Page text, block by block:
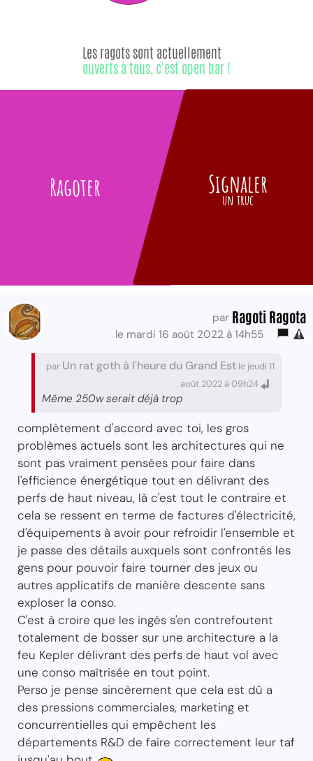
Ragoter
Les ragots sont actuellement
ouverts à tous, c'est open bar !
Signaler
un truc
par Ragoti Ragota
le mardi 16 août 2022 à 14h55
par Un rat goth à l'heure du Grand Est le jeudi 11
août 2022 à 09h24
Même 250w serait déjà trop
complètement d'accord avec toi, les gros
problèmes actuels sont les architectures qui ne
sont pas vraiment pensées pour faire dans
l'efficience énergétique tout en délivrant des
perfs de haut niveau, là c'est tout le contraire et
cela se ressent en terme de factures d'électricité,
d'équipements à avoir pour refroidir l'ensemble et
je passe des détails auxquels sont confrontés les
gens pour pouvoir faire tourner des jeux ou
autres applicatifs de manière descente sans
exploser la conso.
C'est à croire que les ingés s'en contrefoutent
totalement de bosser sur une architecture a la
feu Kepler délivrant des perfs de haut vol avec
une conso maîtrisée en tout point.
Perso je pense sincèrement que cela est dû a
des pressions commerciales, marketing et
concurrentielles qui empêchent les
départements R&D de faire correctement leur taf